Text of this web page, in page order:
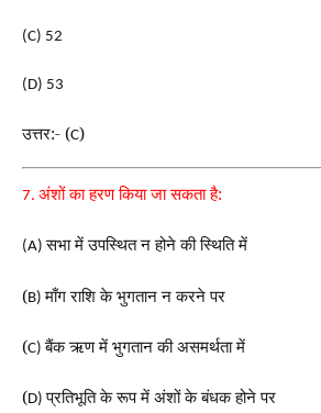
(C) 52
(D) 53
उत्तर:- (C)
7. अंशों का हरण किया जा सकता है:
(A)सभा में उपस्थित न होने की स्थिति में
(B)माँग राशि के भुगतान न करने पर
(C)बैंक ऋण में भुगतान की असमर्थता में
(D)प्रतिभूति के रूप में अंशों के बंधक होने पर